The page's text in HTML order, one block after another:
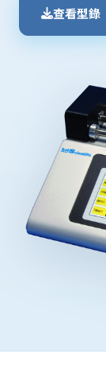
查看型錄